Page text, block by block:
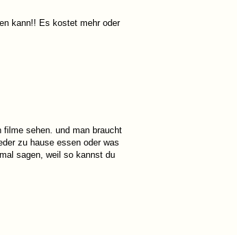
kann!! Es kostet mehr oder
filme sehen. und man braucht
zu hause essen oder was
sagen, weil so kannst du